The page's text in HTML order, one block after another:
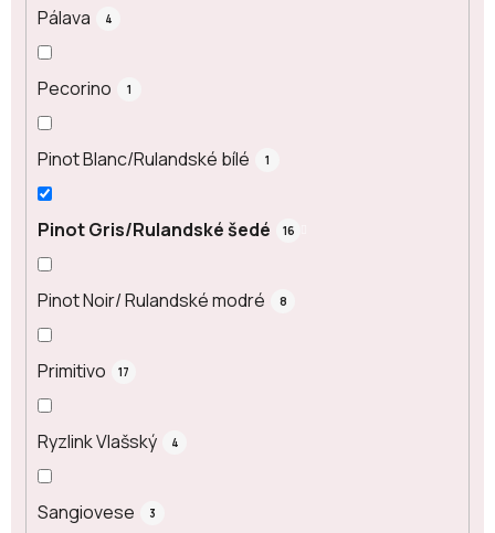
Pálava 4
Pecorino 1
Pinot Blanc/Rulandské bílé 1
Pinot Gris/Rulandské šedé 16
Pinot Noir/ Rulandské modré 8
Primitivo 17
Ryzlink Vlašský 4
Sangiovese 3